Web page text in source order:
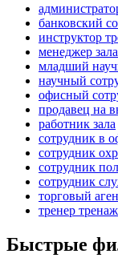
банковский
инструктор
менеджер зала
младший
научный
офисный
продавец на
работник зала
сотрудник в
сотрудник
сотрудник
сотрудник
торговый
тренер
Быстрые